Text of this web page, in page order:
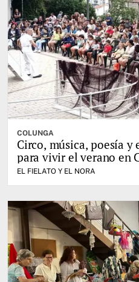
COLUNGA
Circo, música, poesía
para vivir el verano en
EL FIELATO Y EL NORA